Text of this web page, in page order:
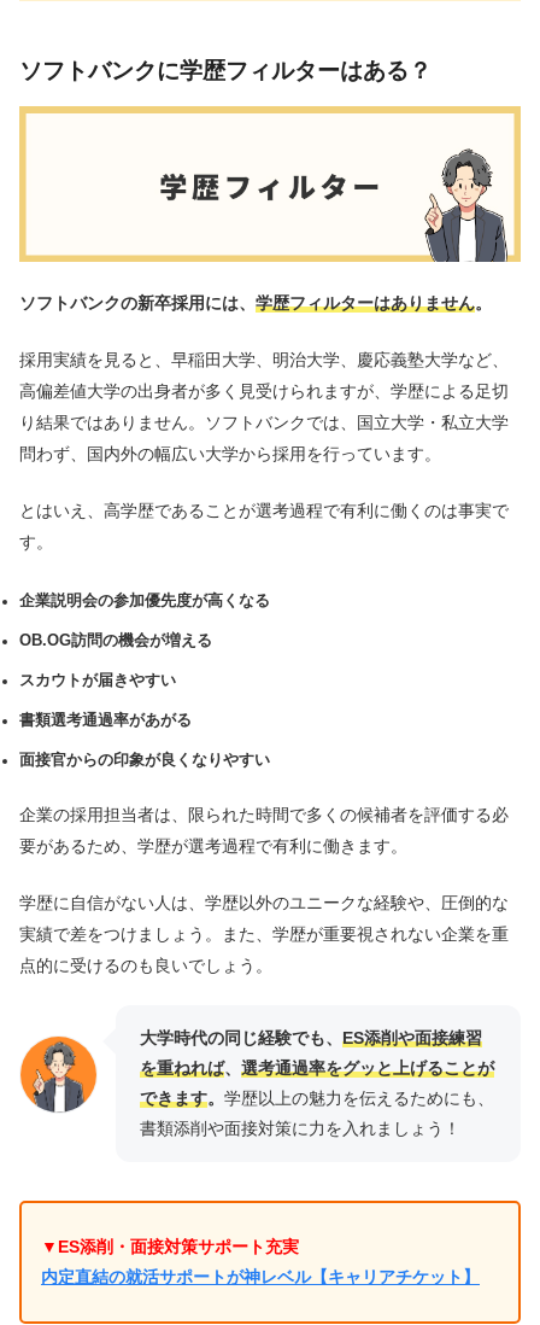
ソフトバンクに学歴フィルターはある？
ソフトバンクの新卒採用には、 学歴フィルターはありません。
採用実績を見ると、早稲田大学、明治大学、慶応義塾大学など、
高偏差値大学の出身者が多く見受けられますが、学歴による足切
り結果ではありません。ソフトバンクでは、国立大学・私立大学
問わず、国内外の幅広い大学から採用を行っています。
とはいえ、高学歴であることが選考過程で有利に働くのは事実で
す。
企業説明会の参加優先度が高くなる
OB.OG訪問の機会が増える
スカウトが届きやすい
書類選考通過率があがる
面接官からの印象が良くなりやすい
企業の採用担当者は、限られた時間で多くの候補者を評価する必
要があるため、学歴が選考過程で有利に働きます。
学歴に自信がない人は、学歴以外のユニークな経験や、圧倒的な
実績で差をつけましょう。また、学歴が重要視されない企業を重
点的に受けるのも良いでしょう。
大学時代の同じ経験でも、 ES添削や面接練習
を重ねれば、 選考通過率をグッと上げることが
できます。 学歴以上の魅力を伝えるためにも、
書類添削や面接対策に力を入れましょう！
▼ES添削・面接対策サポート充実
内定直結の就活サポートが神レベル【キャリアチケット】